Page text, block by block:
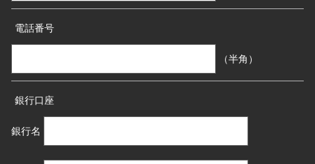
電話番号
（半角）
銀行口座
銀行名